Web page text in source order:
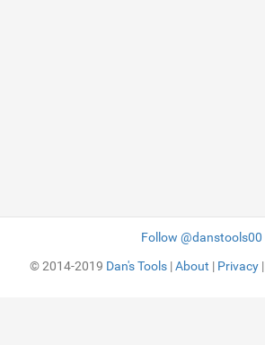
Follow @danstools00
© 2014-2019 Dan's Tools|About | Privacy|